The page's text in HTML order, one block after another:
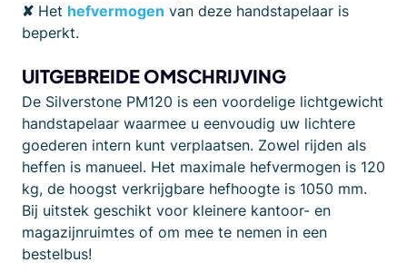
✘ Het hefvermogen van deze handstapelaar is
beperkt.
UITGEBREIDE OMSCHRIJVING
De Silverstone PM120 is een voordelige lichtgewicht
handstapelaar waarmee u eenvoudig uw lichtere
goederen intern kunt verplaatsen. Zowel rijden als
heffen is manueel. Het maximale hefvermogen is 120
kg, de hoogst verkrijgbare hefhoogte is 1050 mm.
Bij uitstek geschikt voor kleinere kantoor- en
magazijnruimtes of om mee te nemen in een
bestelbus!